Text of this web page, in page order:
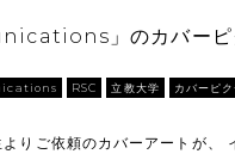
」のカバーピ
RSC 立教大学 カバーピ
りご依頼のカバーアートが、